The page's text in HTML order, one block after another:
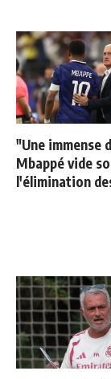
"Une immense
Mbappé vide
l'élimination